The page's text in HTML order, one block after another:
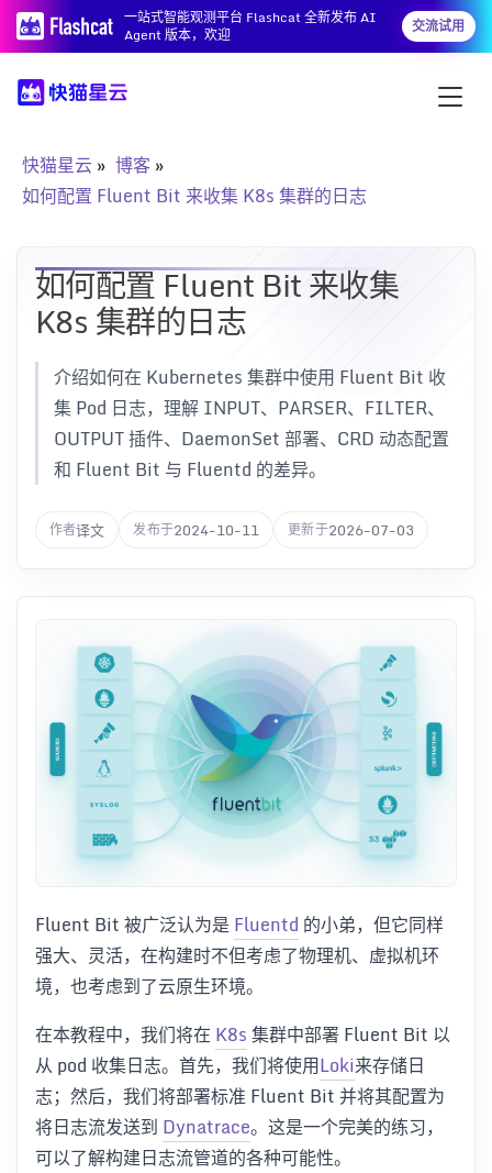
一站式智能观测平台 Flashcat 全新发布 AI
Agent 版本，欢迎
交流试用
快猫星云
博客
如何配置 Fluent Bit 来收集 K8s 集群的日志
如何配置 Fluent Bit 来收集
K8s 集群的日志
介绍如何在 Kubernetes 集群中使用 Fluent Bit 收
集 Pod 日志，理解 INPUT、PARSER、FILTER、
OUTPUT 插件、DaemonSet 部署、CRD 动态配置
和 Fluent Bit 与 Fluentd 的差异。
作者译文 发布于2024-10-11 更新于2026-07-03
Fluent Bit 被广泛认为是Fluentd 的小弟，但它同样
强大、灵活，在构建时不但考虑了物理机、虚拟机环
境，也考虑到了云原生环境。
在本教程中，我们将在 K8s集群中部署 Fluent Bit 以
从 pod 收集日志。首先，我们将使用Loki来存储日
志；然后，我们将部署标准 Fluent Bit 并将其配置为
将日志流发送到 Dynatrace。这是一个完美的练习，
可以了解构建日志流管道的各种可能性。